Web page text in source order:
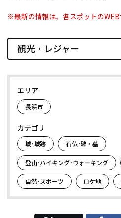
※最新の情報は、各スポットのWEB
観光・レジャー
エリア
長浜市
カテゴリ
城･城跡 石仏･碑・墓
登山･ハイキング･ウォーキング
自然･スポーツ ロケ地